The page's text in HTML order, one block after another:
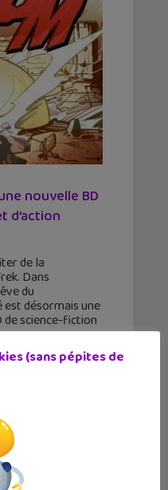
nouvelle BD
d’action
de la
Dans
du
désormais une
de science-fiction
(sans pépites de